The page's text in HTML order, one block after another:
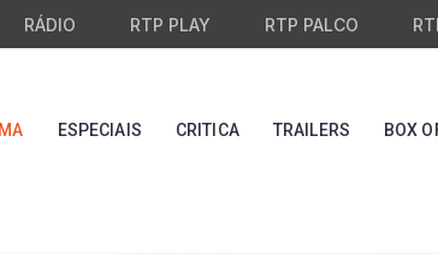
RÁDIO RTP PLAY RTP PALCO
ESPECIAIS CRITICA TRAILERS BOX